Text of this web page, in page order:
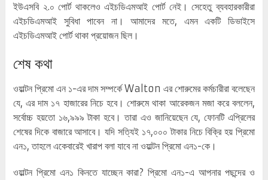
ইউএসবি ২.০ পোর্ট থাকলেও এইচডিএমআই পোর্ট নেই। সেহেতু ব্যবহারকারীরা
এইচডিএমআই সুবিধা পাবেন না। আমাদের মতে, এমন একটি ডিভাইসে
এইচডিএমআই পোর্ট থাকা প্রয়োজন ছিল।
শেষ কথা
ওয়াল্টন প্রিমো এন ১-এর দাম সম্পর্কে Walton এর শোরুমের কর্মচারীরা বলেছেন
যে, এর দাম ১৭ হাজারের নিচে হবে। শোরুমে থাকা আরেকজন মজা করে বললেন,
সর্বোচ্চ হয়তো ১৬,৯৯৯ টাকা হবে। তারা এও জানিয়েছেন যে, ফোনটি এপ্রিলের
শেষের দিকে বাজারে আসাবে। যদি সত্যিই ১৭,০০০ টাকার নিচে বিক্রি হয় প্রিমো
এন১, তাহলে একেবারেই খারাপ বলা যাবে না ওয়াল্টন প্রিমো এন১-কে।
ওয়াল্টন প্রিমো এন১ কিনতে যাচ্ছেন কারা? প্রিমো এন১-এ আপনার পছন্দের ও